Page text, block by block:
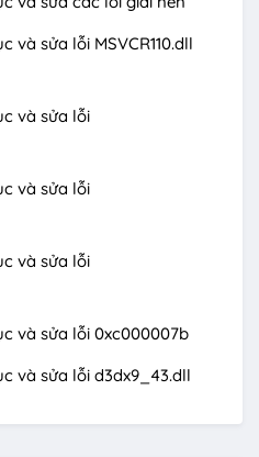
và sửa lỗi MSVCR110.dll
và sửa lỗi
và sửa lỗi
và sửa lỗi
và sửa lỗi 0xc000007b
và sửa lỗi d3dx9_43.dll